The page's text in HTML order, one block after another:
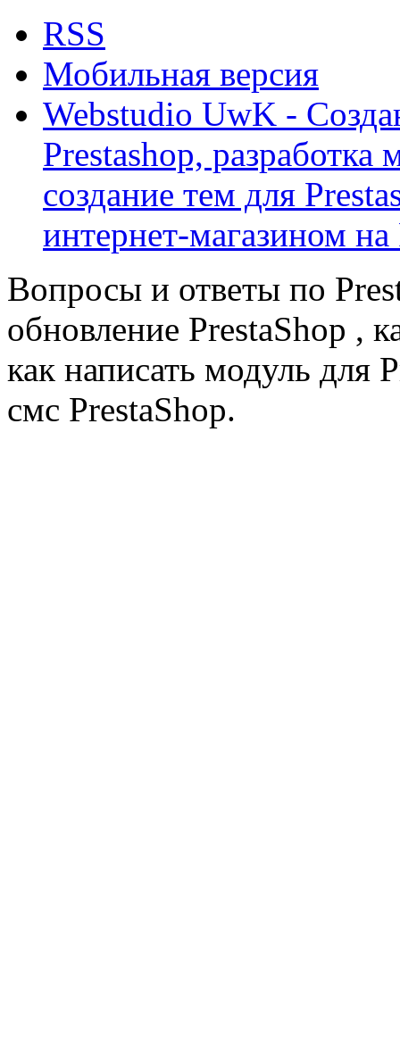
RSS
Мобильная версия
Webstudio UwK -
Prestashop, разработка
создание тем для
интернет-магазином на
Вопросы и ответы по
обновление PrestaShop ,
как написать модуль для
смс PrestaShop.